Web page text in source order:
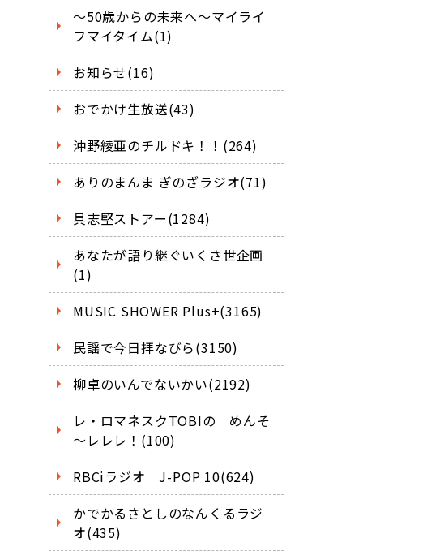
～50歳からの未来へ～マイライ
フマイタイム(1)
お知らせ(16)
おでかけ生放送(43)
沖野綾亜のチルドキ！！(264)
ありのまんま ぎのざラジオ(71)
具志堅ストアー(1284)
あなたが語り継ぐいくさ世企画
(1)
MUSIC SHOWER Plus+(3165)
民謡で今日拝なびら(3150)
柳卓のいんでないかい(2192)
レ・ロマネスクTOBIの めんそ
～レレレ！(100)
RBCiラジオ J-POP 10(624)
かでかるさとしのなんくるラジ
オ(435)